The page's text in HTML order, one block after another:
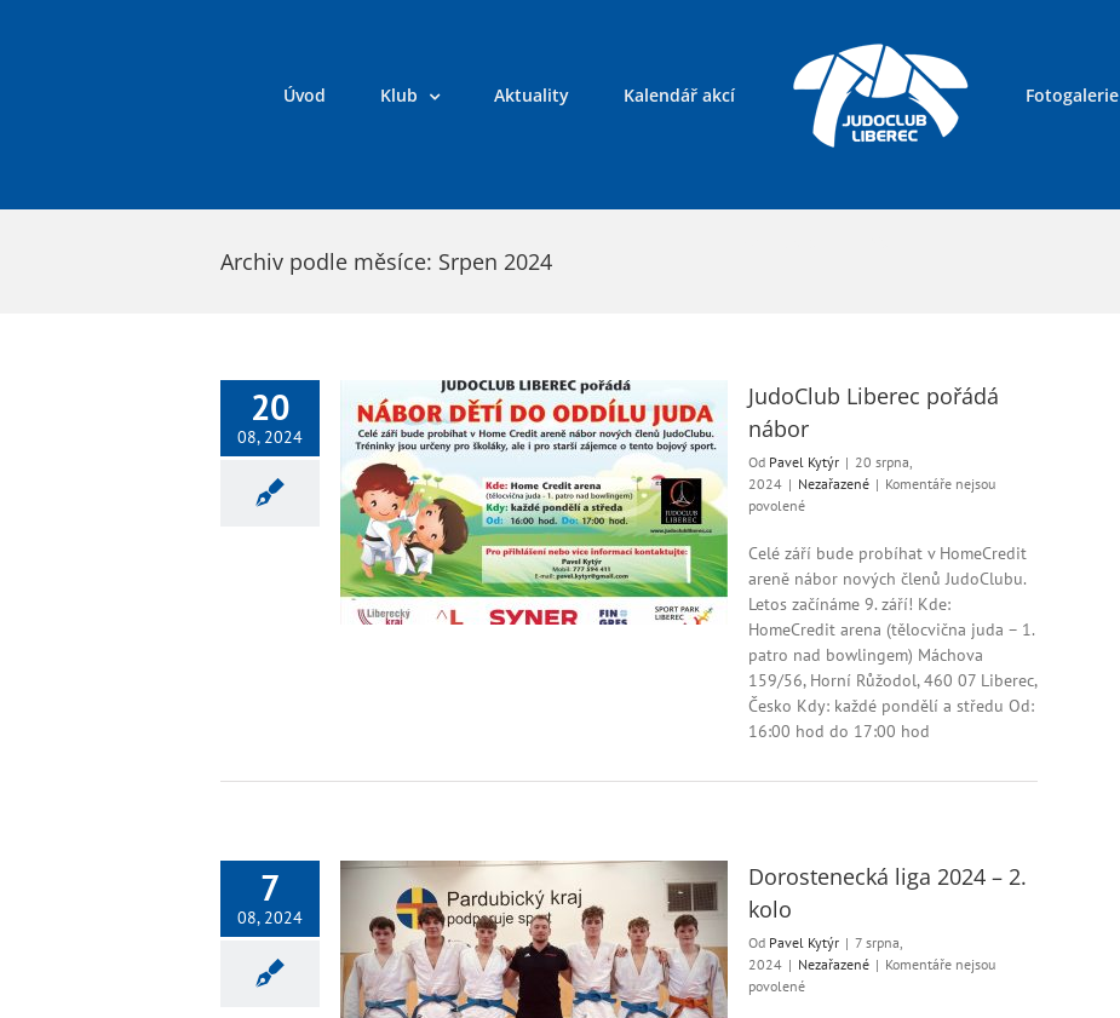
Úvod Klub Aktuality Kalendář akcí Fotogalerie
Archiv podle měsíce: Srpen 2024
20
08, 2024
JudoClub Liberec pořádá
nábor
Od Pavel Kytýr | 20 srpna,
2024 | Nezařazené | Komentáře nejsou
povolenéu
s
názvem
Liberec
pořádá
nábor
Celé září bude probíhat v HomeCredit
areně nábor nových členů JudoClubu.
Letos začínáme 9. září! Kde:
HomeCredit arena (tělocvična juda – 1.
patro nad bowlingem) Máchova
159/56, Horní Růžodol, 460 07 Liberec,
Česko Kdy: každé pondělí a středu Od:
16:00 hod do 17:00 hod
7
08, 2024
Dorostenecká liga 2024 – 2.
kolo
Od Pavel Kytýr | 7 srpna,
2024 | Nezařazené | Komentáře nejsou
povolenéu